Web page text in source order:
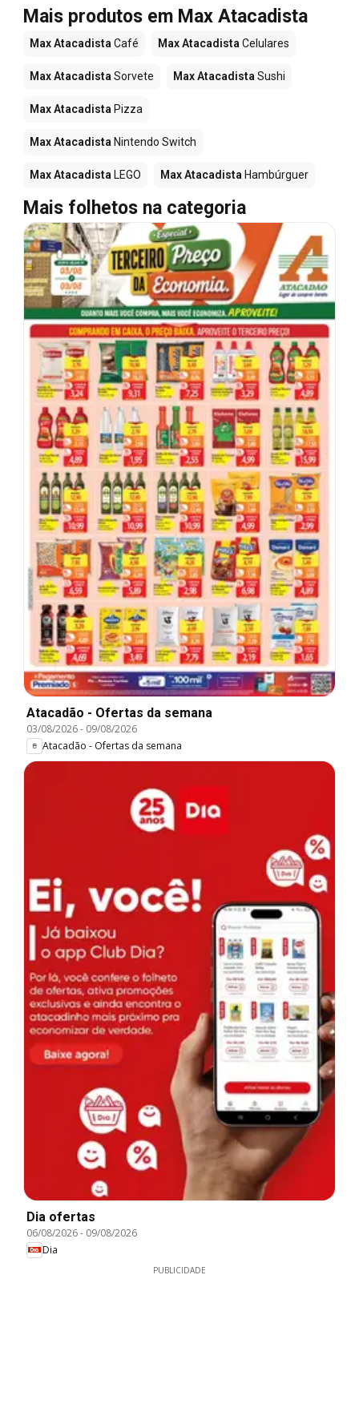
Mais produtos em Max Atacadista
Max AtacadistaCafé Max AtacadistaCelulares
Max AtacadistaSorvete Max AtacadistaSushi
Max Atacadista Pizza
Max Atacadista Nintendo Switch
Max Atacadista LEGO Max Atacadista Hambúrguer
Mais folhetos na categoria
Atacadão - Ofertas da semana
03/08/2026- 09/08/2026
Atacadão - Ofertas da semana
Dia ofertas
06/08/2026- 09/08/2026
Dia
PUBLICIDADE